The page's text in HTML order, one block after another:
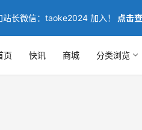
长微信：taoke2024 加入！ 点击
页 快讯 商城 分类浏览